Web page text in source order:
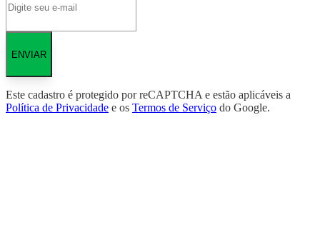
ENVIAR
Este cadastro é protegido por reCAPTCHA e estão aplicáveis a
Política de Privacidade e os Termos de Serviço do Google.